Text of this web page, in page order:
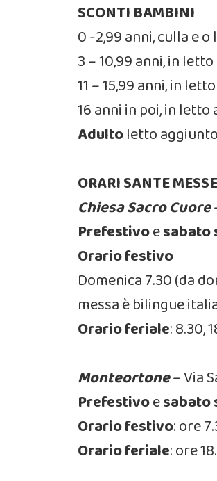
SCONTI BAMBINI
0 -2,99 anni, culla e
3 – 10,99 anni, in
11 – 15,99 anni, in
16 anni in poi, in
Adultoletto
ORARI SANTE MESSE
Chiesa Sacro Cuore
Prefestivoesabato
Orario festivo
Domenica 7.30 (da
messa è bilingue
Orario feriale:8.30,
Monteortone– Via
Prefestivoesabato
Orario festivo:ore
Orario feriale:ore